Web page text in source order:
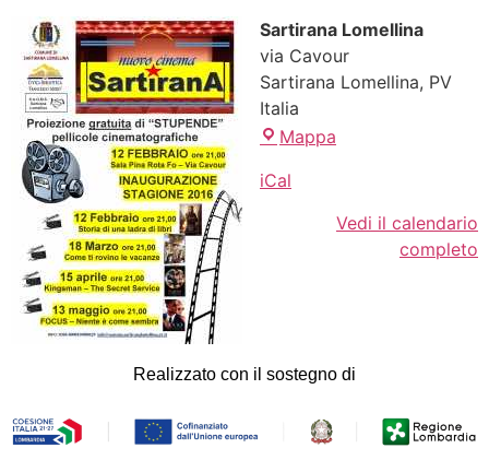
Sartirana Lomellina
via Cavour
Sartirana Lomellina, PV
Italia
Mappa
iCal
Vedi il calendario
completo
Realizzato con il sostegno di